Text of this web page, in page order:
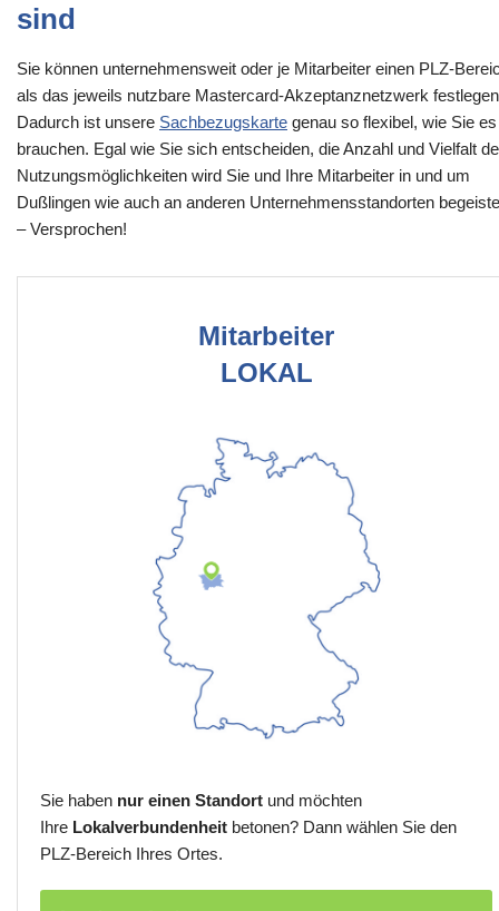
sind
Sie können unternehmensweit oder je Mitarbeiter einen PLZ-
als das jeweils nutzbare Mastercard-Akzeptanznetzwerk
Dadurch ist unsere Sachbezugskarte genau so flexibel, wie Sie es
brauchen. Egal wie Sie sich entscheiden, die Anzahl und Vielfalt
Nutzungsmöglichkeiten wird Sie und Ihre Mitarbeiter in und um
Dußlingen wie auch an anderen Unternehmensstandorten
– Versprochen!
Mitarbeiter
LOKAL
Sie haben nur einen Standort und möchten
Ihre Lokalverbundenheit betonen? Dann wählen Sie den
PLZ-Bereich Ihres Ortes.